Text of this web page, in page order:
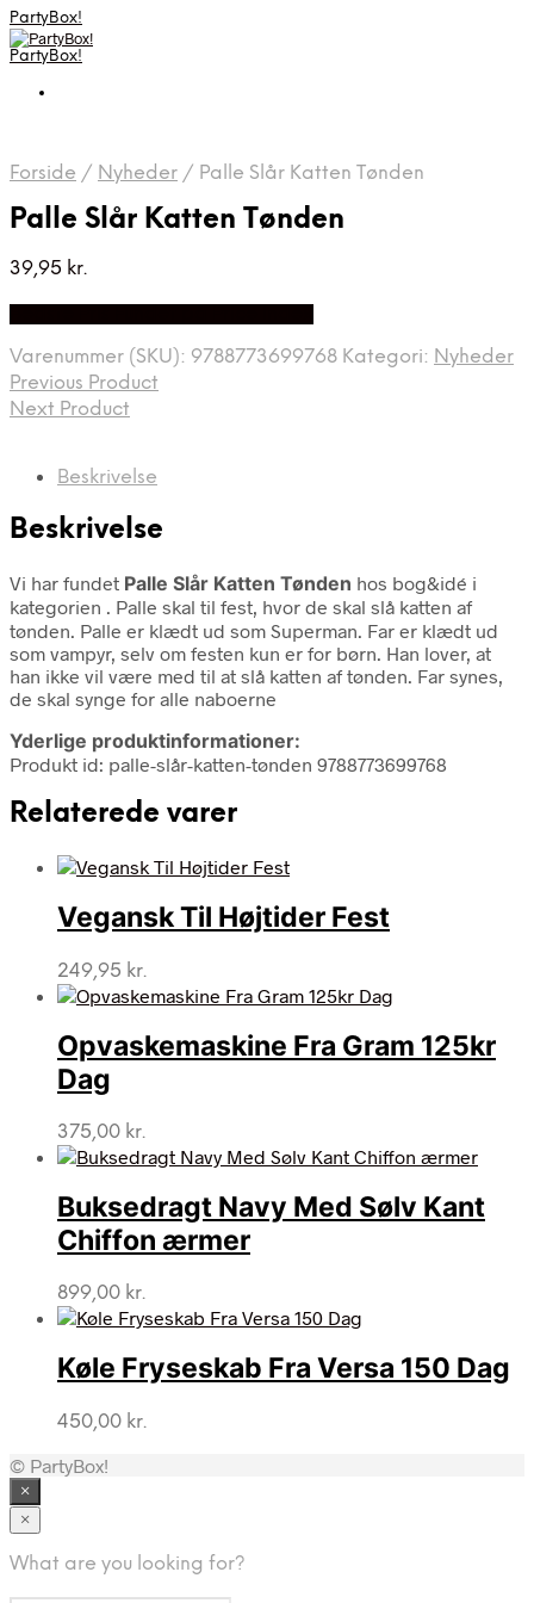
PartyBox!
PartyBox!
Forside / Nyheder / Palle Slår Katten Tønden
Palle Slår Katten Tønden
39,95 kr.
Varenummer (SKU): 9788773699768 Kategori: Nyheder
Previous Product
Next Product
Beskrivelse
Beskrivelse
Vi har fundet Palle Slår Katten Tønden hos bog&idé i
kategorien . Palle skal til fest, hvor de skal slå katten af
tønden. Palle er klædt ud som Superman. Far er klædt ud
som vampyr, selv om festen kun er for børn. Han lover, at
han ikke vil være med til at slå katten af tønden. Far synes,
de skal synge for alle naboerne
Yderlige produktinformationer:
Produkt id: palle-slår-katten-tønden 9788773699768
Relaterede varer
Vegansk Til Højtider Fest
249,95 kr.
Opvaskemaskine Fra Gram 125kr
Dag
375,00 kr.
Buksedragt Navy Med Sølv Kant
Chiffon ærmer
899,00 kr.
Køle Fryseskab Fra Versa 150 Dag
450,00 kr.
© PartyBox!
×
×
What are you looking for?